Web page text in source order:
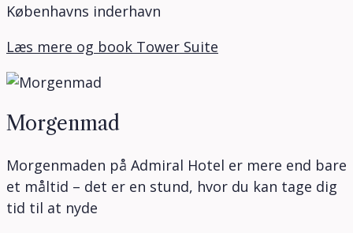
Københavns inderhavn
Læs mere og book Tower Suite
Morgenmad
Morgenmaden på Admiral Hotel er mere end bare
et måltid – det er en stund, hvor du kan tage dig
tid til at nyde